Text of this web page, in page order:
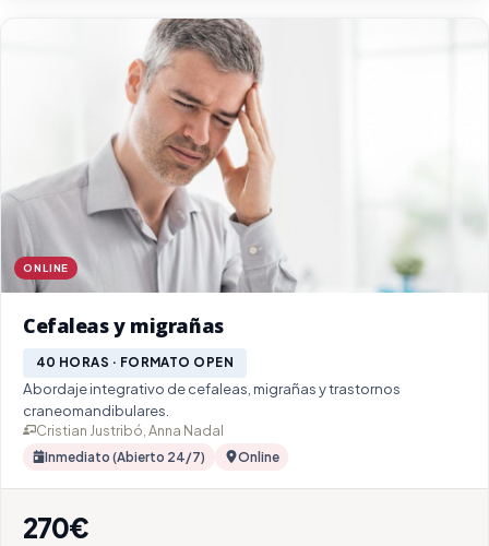
ONLINE
Cefaleas y migrañas
40 HORAS · FORMATO OPEN
Abordaje integrativo de cefaleas, migrañas y trastornos
craneomandibulares.
Cristian Justribó, Anna Nadal
Inmediato (Abierto 24/7) Online
270€